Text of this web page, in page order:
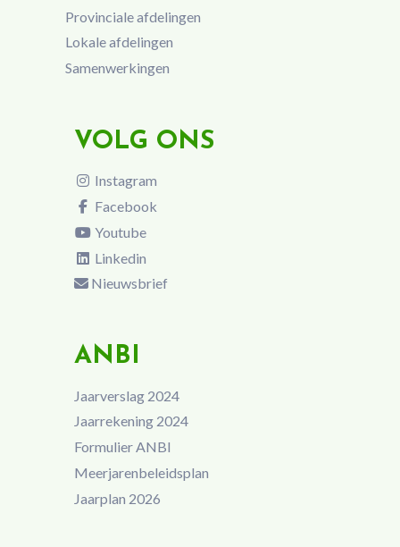
Provinciale afdelingen
Lokale afdelingen
Samenwerkingen
VOLG ONS
Instagram
Facebook
Youtube
Linkedin
Nieuwsbrief
ANBI
Jaarverslag 2024
Jaarrekening 2024
Formulier ANBI
Meerjarenbeleidsplan
Jaarplan 2026